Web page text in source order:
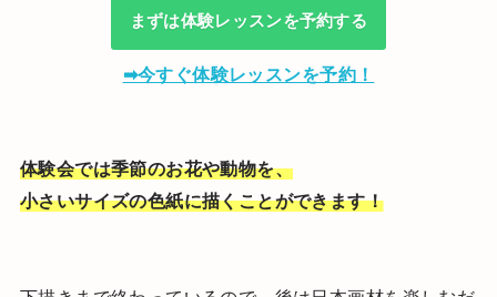
まずは体験レッスンを予約する
➡今すぐ体験レッスンを予約！
体験会では季節のお花や動物を、
小さいサイズの色紙に描くことができます！